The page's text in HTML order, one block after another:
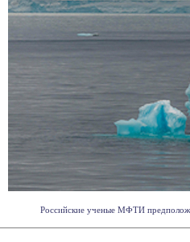
Российские ученые МФТИ